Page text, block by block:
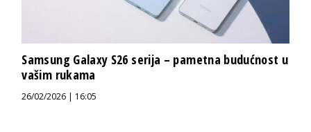
Samsung Galaxy S26 serija – pametna budućnost u
vašim rukama
26/02/2026 | 16:05